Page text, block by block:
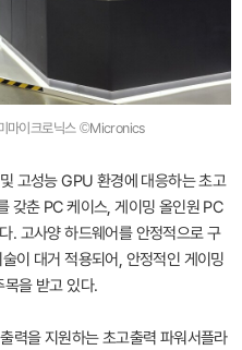
마이크로닉스 ©Micronics
고성능 GPU 환경에 대응하는 초고
갖춘 PC 케이스, 게이밍 올인원 PC
. 고사양 하드웨어를 안정적으로 구
이 대거 적용되어, 안정적인 게이밍
을 받고 있다.
력을 지원하는 초고출력 파워서플라